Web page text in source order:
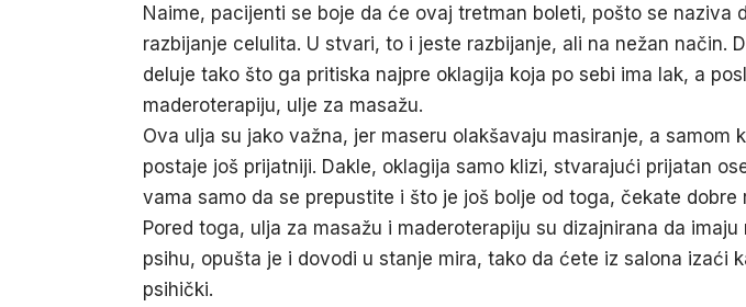
Naime, pacijenti se boje da će ovaj tretman boleti, pošto se naziva
razbijanje celulita. U stvari, to i jeste razbijanje, ali na nežan način.
deluje tako što ga pritiska najpre oklagija koja po sebi ima lak, a
maderoterapiju, ulje za masažu.
Ova ulja su jako važna, jer maseru olakšavaju masiranje, a samom
postaje još prijatniji. Dakle, oklagija samo klizi, stvarajući prijatan
vama samo da se prepustite i što je još bolje od toga, čekate dobre
Pored toga, ulja za masažu i maderoterapiju su dizajnirana da
psihu, opušta je i dovodi u stanje mira, tako da ćete iz salona izaći
psihički.